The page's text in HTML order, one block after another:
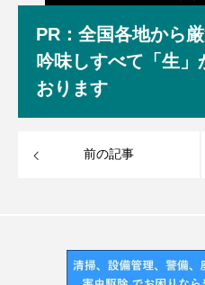
PR：全国各地から
吟味しすべて「生
おります
前の記事